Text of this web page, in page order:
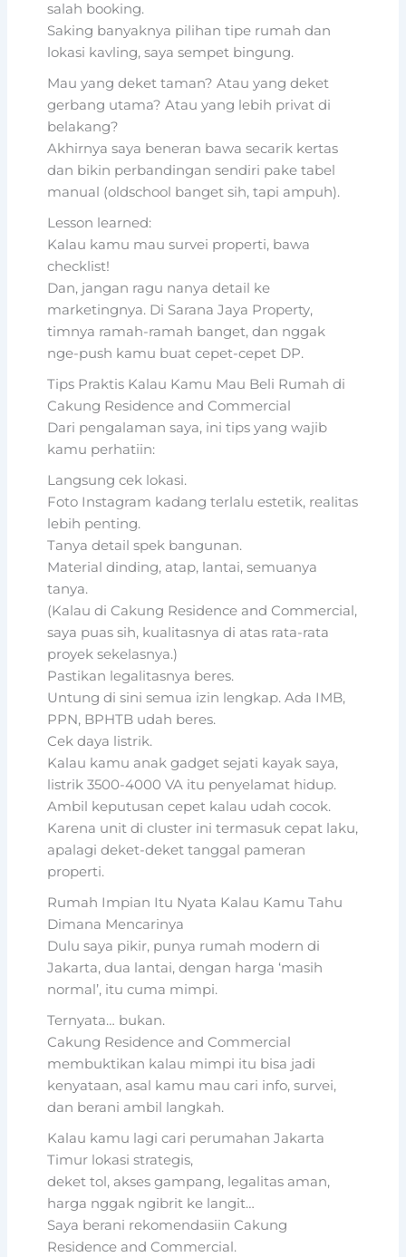
salah booking.
Saking banyaknya pilihan tipe rumah dan
lokasi kavling, saya sempet bingung.
Mau yang deket taman? Atau yang deket
gerbang utama? Atau yang lebih privat di
belakang?
Akhirnya saya beneran bawa secarik kertas
dan bikin perbandingan sendiri pake tabel
manual (oldschool banget sih, tapi ampuh).
Lesson learned:
Kalau kamu mau survei properti, bawa
checklist!
Dan, jangan ragu nanya detail ke
marketingnya. Di Sarana Jaya Property,
timnya ramah-ramah banget, dan nggak
nge-push kamu buat cepet-cepet DP.
Tips Praktis Kalau Kamu Mau Beli Rumah di
Cakung Residence and Commercial
Dari pengalaman saya, ini tips yang wajib
kamu perhatiin:
Langsung cek lokasi.
Foto Instagram kadang terlalu estetik, realitas
lebih penting.
Tanya detail spek bangunan.
Material dinding, atap, lantai, semuanya
tanya.
(Kalau di Cakung Residence and Commercial,
saya puas sih, kualitasnya di atas rata-rata
proyek sekelasnya.)
Pastikan legalitasnya beres.
Untung di sini semua izin lengkap. Ada IMB,
PPN, BPHTB udah beres.
Cek daya listrik.
Kalau kamu anak gadget sejati kayak saya,
listrik 3500-4000 VA itu penyelamat hidup.
Ambil keputusan cepet kalau udah cocok.
Karena unit di cluster ini termasuk cepat laku,
apalagi deket-deket tanggal pameran
properti.
Rumah Impian Itu Nyata Kalau Kamu Tahu
Dimana Mencarinya
Dulu saya pikir, punya rumah modern di
Jakarta, dua lantai, dengan harga ‘masih
normal’, itu cuma mimpi.
Ternyata… bukan.
Cakung Residence and Commercial
membuktikan kalau mimpi itu bisa jadi
kenyataan, asal kamu mau cari info, survei,
dan berani ambil langkah.
Kalau kamu lagi cari perumahan Jakarta
Timur lokasi strategis,
deket tol, akses gampang, legalitas aman,
harga nggak ngibrit ke langit…
Saya berani rekomendasiin Cakung
Residence and Commercial.